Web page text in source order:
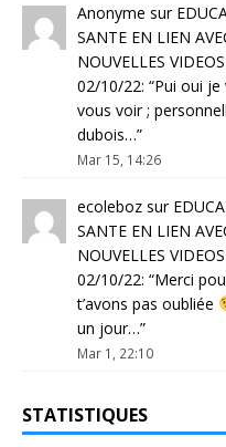
Anonyme sur
SANTE EN LIEN
NOUVELLES
02/10/22: “Pui oui je
vous voir ;
dubois…”
Mar 15, 14:26
ecoleboz sur
SANTE EN LIEN
NOUVELLES
02/10/22: “Merci
t’avons pas oubliée
un jour…”
Mar 1, 22:10
STATISTIQUES